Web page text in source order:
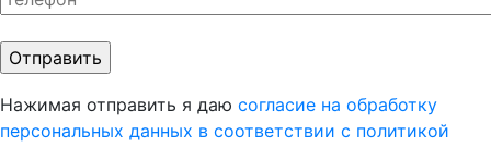
Нажимая отправить я даю согласие на обработку
персональных данных в соответствии с политикой